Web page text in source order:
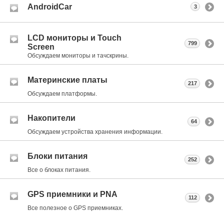
AndroidCar 3
LCD мониторы и Touch
Screen
Обсуждаем мониторы и тачскрины.
799
Материнские платы
Обсуждаем платформы.
217
Накопители
Обсуждаем устройства хранения информации.
64
Блоки питания
Все о блоках питания.
252
GPS приемники и PNA
Все полезное о GPS приемниках.
112